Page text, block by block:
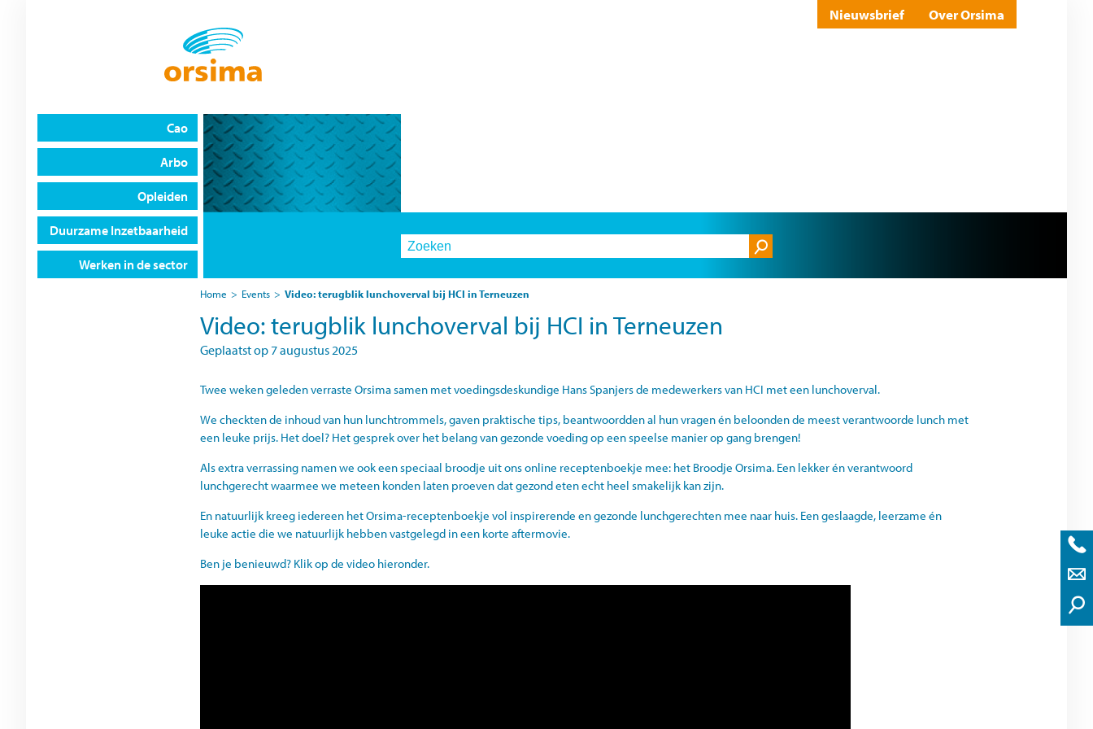
Cao
Arbo
Opleiden
Duurzame Inzetbaarheid
Werken in de sector
Nieuwsbrief Over Orsima
Home > Events > Video: terugblik lunchoverval bij HCI in Terneuzen
Video: terugblik lunchoverval bij HCI in Terneuzen
Geplaatst op7 augustus 2025
Twee weken geleden verraste Orsima samen met voedingsdeskundige Hans Spanjers de medewerkers van HCI met een lunchoverval.
We checkten de inhoud van hun lunchtrommels, gaven praktische tips, beantwoordden al hun vragen én beloonden de meest verantwoorde lunch met
een leuke prijs. Het doel? Het gesprek over het belang van gezonde voeding op een speelse manier op gang brengen!
Als extra verrassing namen we ook een speciaal broodje uit ons online receptenboekje mee: het Broodje Orsima. Een lekker én verantwoord
lunchgerecht waarmee we meteen konden laten proeven dat gezond eten echt heel smakelijk kan zijn.
En natuurlijk kreeg iedereen het Orsima-receptenboekje vol inspirerende en gezonde lunchgerechten mee naar huis. Een geslaagde, leerzame én
leuke actie die we natuurlijk hebben vastgelegd in een korte aftermovie.
Ben je benieuwd? Klik op de video hieronder.